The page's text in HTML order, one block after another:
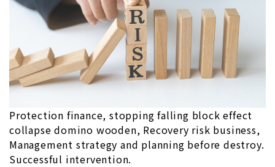
Protection finance, stopping falling block effect
collapse domino wooden, Recovery risk business,
Management strategy and planning before destroy.
Successful intervention.